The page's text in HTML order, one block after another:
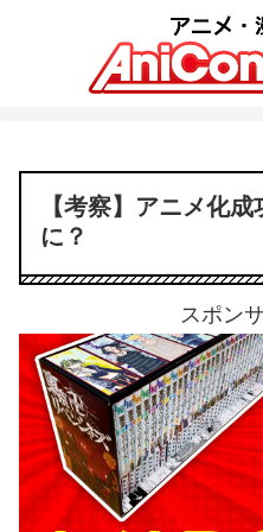
【考察】アニメ化
に？
スポン